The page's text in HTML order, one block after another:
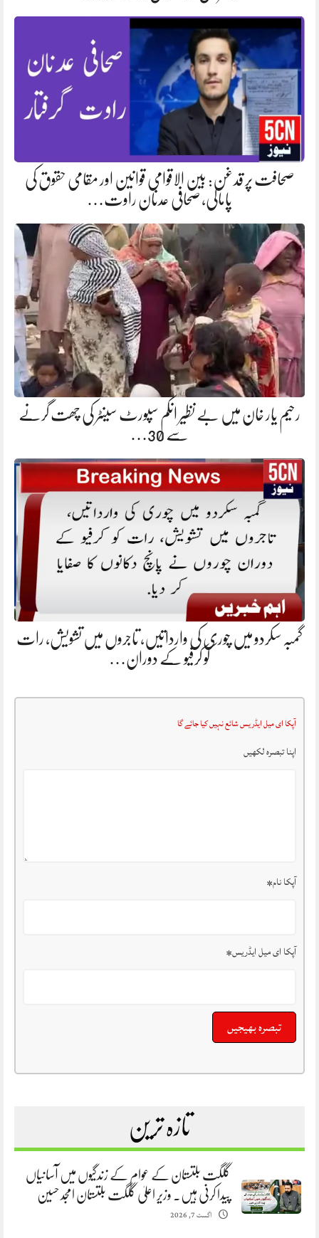
صحافت پر قدغن: بین الاقوامی قوانین اور مقامی حقوق کی
پامالی، صحافی عدنان راوت…
رحیم یار خان میں بے نظیر انکم سپورٹ سینٹر کی چھت گرنے
سے 30…
گمبہ سکردو میں چوری کی وارداتیں، تاجروں میں تشویش، رات
کو کرفیو کے دوران…
آپکا ای میل ایڈریس شائع نہیں کیا جائے گا
اپنا تبصرہ لکھیں
آپکا نام*
آپکا ای میل ایڈریس*
تازہ ترین
گلگت بلتستان کے عوام کے زندگیوں میں آسانیاں
پیدا کرنی ہیں. وزیر اعلیٰ گلگت بلتستان امجد حسین
اگست 7, 2026